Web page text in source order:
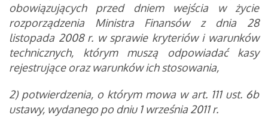
obowiązujących przed dniem wejścia w życie
rozporządzenia Ministra Finansów z dnia 28
listopada 2008 r. w sprawie kryteriów i warunków
technicznych, którym muszą odpowiadać kasy
rejestrujące oraz warunków ich stosowania,
2) potwierdzenia, o którym mowa w art. 111 ust. 6b
ustawy, wydanego po dniu 1 września 2011 r.